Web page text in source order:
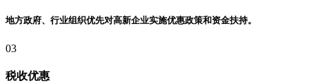
地方政府、行业组织优先对高新企业实施优惠政策和资金扶持。
03
税收优惠